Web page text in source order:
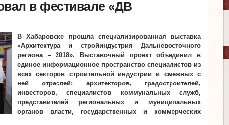
в фестивале «ДВ
В Хабаровске прошла специализированная выставка
«Архитектура и стройиндустрия Дальневосточного
региона – 2018».
Выставочный проект объединил в
единое информационное пространство специалистов из
всех секторов строительной индустрии и смежных с
ней отраслей: архитекторов, градостроителей,
инвесторов, специалистов коммунальных служб,
представителей региональных и муниципальных
органов власти, государственных и коммерческих